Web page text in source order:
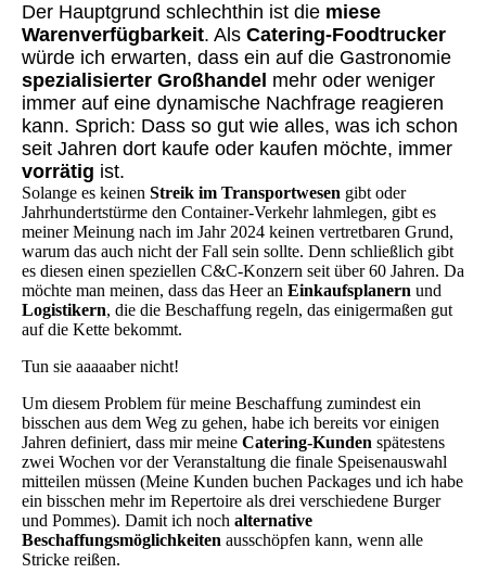
Der Hauptgrund schlechthin ist die miese
Warenverfügbarkeit. Als Catering-Foodtrucker
würde ich erwarten, dass ein auf die Gastronomie
spezialisierter Großhandel mehr oder weniger
immer auf eine dynamische Nachfrage reagieren
kann. Sprich: Dass so gut wie alles, was ich schon
seit Jahren dort kaufe oder kaufen möchte, immer
vorrätig ist.
Solange es keinen Streik im Transportwesen gibt oder
Jahrhundertstürme den Container-Verkehr lahmlegen, gibt es
meiner Meinung nach im Jahr 2024 keinen vertretbaren Grund,
warum das auch nicht der Fall sein sollte. Denn schließlich gibt
es diesen einen speziellen C&C-Konzern seit über 60 Jahren. Da
möchte man meinen, dass das Heer an Einkaufsplanern und
Logistikern, die die Beschaffung regeln, das einigermaßen gut
auf die Kette bekommt.
Tun sie aaaaaber nicht!
Um diesem Problem für meine Beschaffung zumindest ein
bisschen aus dem Weg zu gehen, habe ich bereits vor einigen
Jahren definiert, dass mir meine Catering-Kunden spätestens
zwei Wochen vor der Veranstaltung die finale Speisenauswahl
mitteilen müssen (Meine Kunden buchen Packages und ich habe
ein bisschen mehr im Repertoire als drei verschiedene Burger
und Pommes). Damit ich noch alternative
Beschaffungsmöglichkeiten ausschöpfen kann, wenn alle
Stricke reißen.